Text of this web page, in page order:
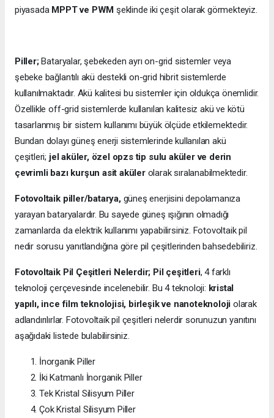
piyasada MPPT ve PWM şeklinde iki çeşit olarak görmekteyiz.
Piller;Bataryalar, şebekeden ayrı on-grid sistemler veya
şebeke bağlantılı akü destekli on-grid hibrit sistemlerde
kullanılmaktadır. Akü kalitesi bu sistemler için oldukça önemlidir.
Özellikle off-grid sistemlerde kullanılan kalitesiz akü ve kötü
tasarlanmış bir sistem kullanımı büyük ölçüde etkilemektedir.
Bundan dolayı güneş enerji sistemlerinde kullanılan akü
çeşitleri; jel aküler, özel opzs tip sulu aküler ve derin
çevrimli bazı kurşun asit akülerolarak sıralanabilmektedir.
Fotovoltaik piller/batarya,güneş enerjisini depolamanıza
yarayan bataryalardır. Bu sayede güneş ışığının olmadığı
zamanlarda da elektrik kullanımı yapabilirsiniz. Fotovoltaik pil
nedir sorusu yanıtlandığına göre pil çeşitlerinden bahsedebiliriz.
Fotovoltaik Pil Çeşitleri Nelerdir; Pil çeşitleri, 4 farklı
teknoloji çerçevesinde incelenebilir. Bu 4 teknoloji: kristal
yapılı, ince film teknolojisi, birleşik ve nanoteknoloji olarak
adlandırılırlar. Fotovoltaik pil çeşitleri nelerdir sorunuzun yanıtını
aşağıdaki listede bulabilirsiniz.
İnorganik Piller
İki Katmanlı İnorganik Piller
Tek Kristal Silisyum Piller
Çok Kristal Silisyum Piller